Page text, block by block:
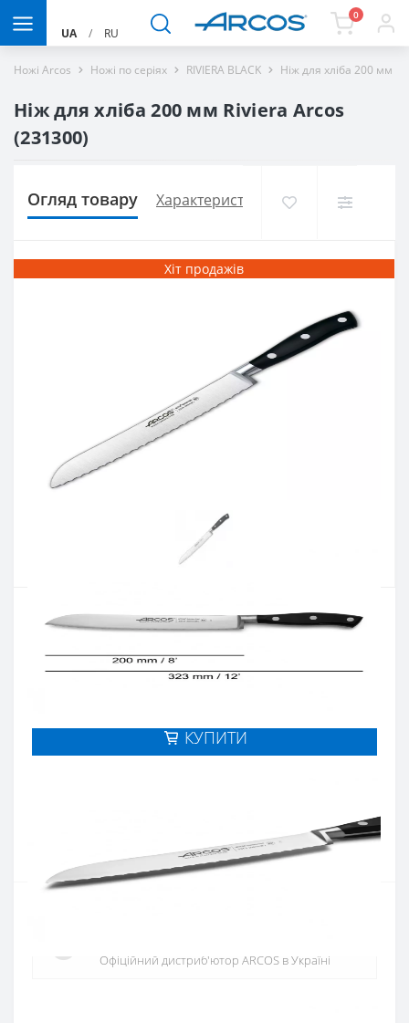
UA / RU
0
Ножі Arcos Ножі по серіях RIVIERA BLACK Ніж для хліба 200 мм
Ніж для хліба 200 мм Riviera Arcos
(231300)
Огляд товару Характеристики Доставка і
Хіт продажів
Артикул:231300
Наявність:Є в наявності
Цiна 2 301 грн.
КУПИТИ
Купити
Офіційний дистриб'ютор ARCOS в Україні